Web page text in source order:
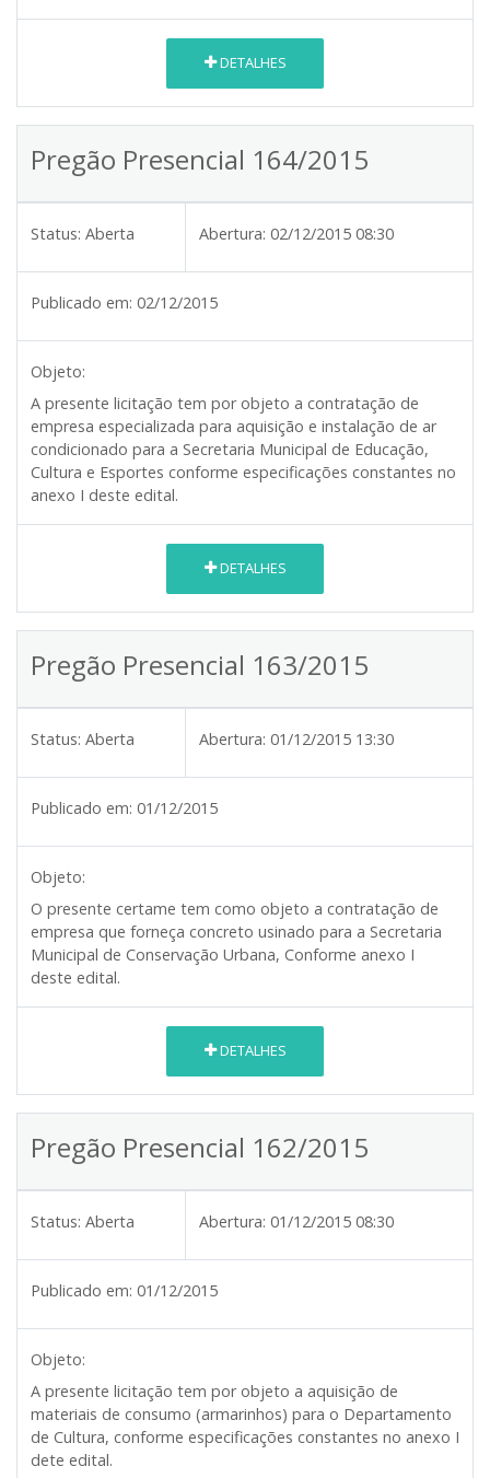
DETALHES
Pregão Presencial 164/2015
Status: Aberta Abertura: 02/12/2015 08:30
Publicado em: 02/12/2015
Objeto:
A presente licitação tem por objeto a contratação de
empresa especializada para aquisição e instalação de ar
condicionado para a Secretaria Municipal de Educação,
Cultura e Esportes conforme especificações constantes no
anexo I deste edital.
DETALHES
Pregão Presencial 163/2015
Status: Aberta Abertura: 01/12/2015 13:30
Publicado em: 01/12/2015
Objeto:
O presente certame tem como objeto a contratação de
empresa que forneça concreto usinado para a Secretaria
Municipal de Conservação Urbana, Conforme anexo I
deste edital.
DETALHES
Pregão Presencial 162/2015
Status: Aberta Abertura: 01/12/2015 08:30
Publicado em: 01/12/2015
Objeto:
A presente licitação tem por objeto a aquisição de
materiais de consumo (armarinhos) para o Departamento
de Cultura, conforme especificações constantes no anexo I
dete edital.